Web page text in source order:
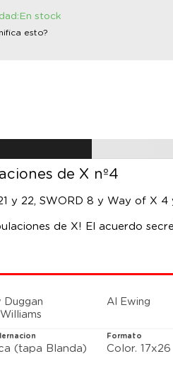
stock
esto?
de X nº4
y 22, SWORD 8 y Way of X 4
de X! El acuerdo
contra ella y causar un
las semillas de la solución?
son llevadas al límite.
Duggan
Al Ewing
(tapa Blanda)
Formato
Color. 17x26